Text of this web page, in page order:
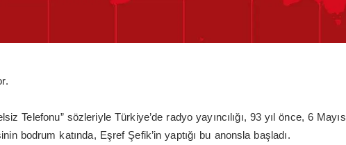
Telefonu” sözleriyle Türkiye’de radyo yayıncılığı, 93 yıl önce, 6 Mayıs
bodrum katında, Eşref Şefik’in yaptığı bu anonsla başladı.